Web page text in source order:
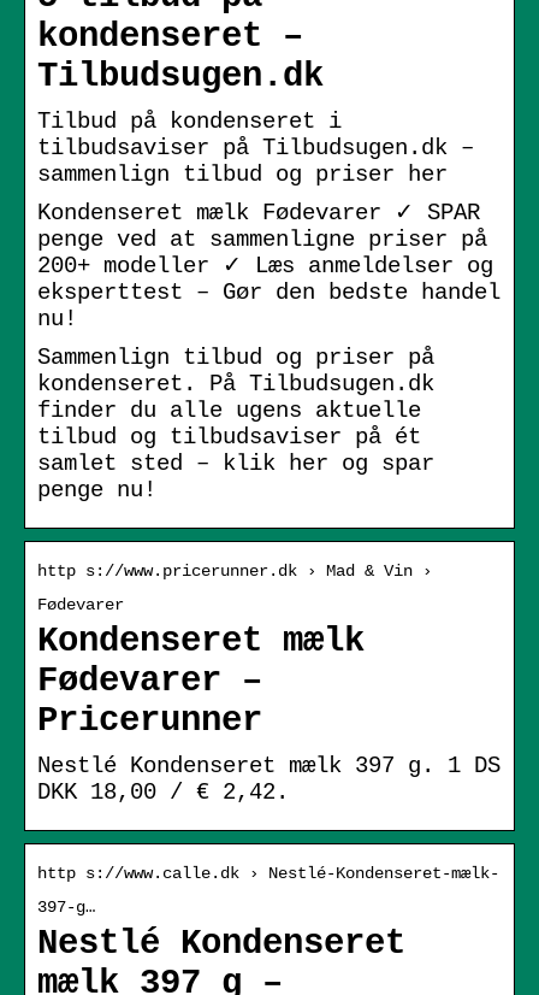
kondenseret –
Tilbudsugen.dk
Tilbud på kondenseret i
tilbudsaviser på Tilbudsugen.dk –
sammenlign tilbud og priser her
Kondenseret mælk Fødevarer ✓ SPAR
penge ved at sammenligne priser på
200+ modeller ✓ Læs anmeldelser og
eksperttest – Gør den bedste handel
nu!
Sammenlign tilbud og priser på
kondenseret. På Tilbudsugen.dk
finder du alle ugens aktuelle
tilbud og tilbudsaviser på ét
samlet sted – klik her og spar
penge nu!
http s://www.pricerunner.dk › Mad & Vin ›
Fødevarer
Kondenseret mælk
Fødevarer –
Pricerunner
Nestlé Kondenseret mælk 397 g. 1 DS
DKK 18,00 / € 2,42.
http s://www.calle.dk › Nestlé-Kondenseret-mælk-
397-g…
Nestlé Kondenseret
mælk 397 g –